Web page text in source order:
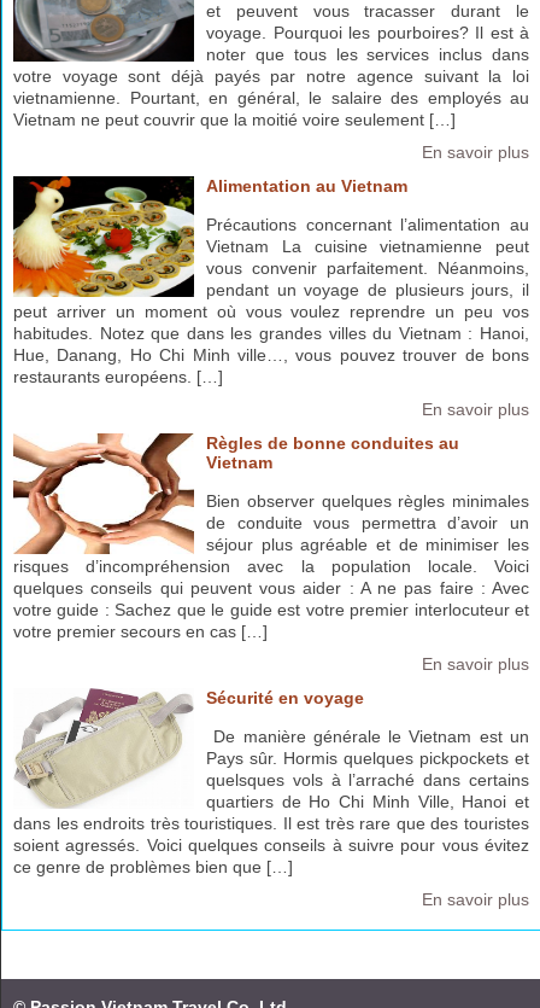
et peuvent vous tracasser durant le
voyage. Pourquoi les pourboires? Il est à
noter que tous les services inclus dans
votre voyage sont déjà payés par notre agence suivant la loi
vietnamienne. Pourtant, en général, le salaire des employés au
Vietnam ne peut couvrir que la moitié voire seulement […]
En savoir plus
Alimentation au Vietnam
Précautions concernant l’alimentation au
Vietnam La cuisine vietnamienne peut
vous convenir parfaitement. Néanmoins,
pendant un voyage de plusieurs jours, il
peut arriver un moment où vous voulez reprendre un peu vos
habitudes. Notez que dans les grandes villes du Vietnam : Hanoi,
Hue, Danang, Ho Chi Minh ville…, vous pouvez trouver de bons
restaurants européens. […]
En savoir plus
Règles de bonne conduites au
Vietnam
Bien observer quelques règles minimales
de conduite vous permettra d’avoir un
séjour plus agréable et de minimiser les
risques d’incompréhension avec la population locale. Voici
quelques conseils qui peuvent vous aider : A ne pas faire : Avec
votre guide : Sachez que le guide est votre premier interlocuteur et
votre premier secours en cas […]
En savoir plus
Sécurité en voyage
De manière générale le Vietnam est un
Pays sûr. Hormis quelques pickpockets et
quelsques vols à l’arraché dans certains
quartiers de Ho Chi Minh Ville, Hanoi et
dans les endroits très touristiques. Il est très rare que des touristes
soient agressés. Voici quelques conseils à suivre pour vous évitez
ce genre de problèmes bien que […]
En savoir plus